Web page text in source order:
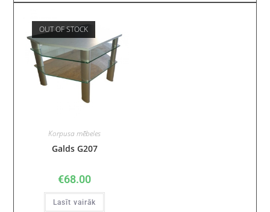
OUT OF STOCK
Korpusa mēbeles
Galds G207
€68.00
Lasīt vairāk